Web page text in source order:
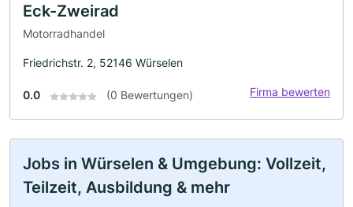
Eck-Zweirad
Motorradhandel
Friedrichstr. 2, 52146 Würselen
0.0 (0 Bewertungen) Firma bewerten
Jobs in Würselen & Umgebung: Vollzeit,
Teilzeit, Ausbildung & mehr